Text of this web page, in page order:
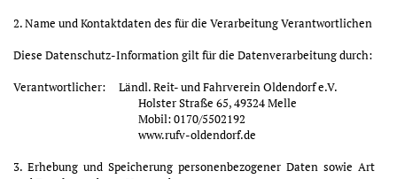
2. Name und Kontaktdaten des für die Verarbeitung Verantwortlichen
Diese Datenschutz-Information gilt für die Datenverarbeitung durch:
Verantwortlicher: Ländl. Reit- und Fahrverein Oldendorf e.V.
Holster Straße 65, 49324 Melle
Mobil: 0170/5502192
www.rufv-oldendorf.de
3. Erhebung und Speicherung personenbezogener Daten sowie Art